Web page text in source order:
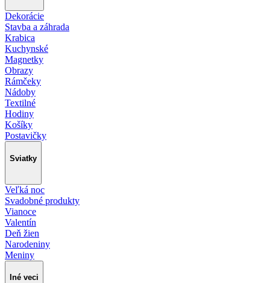
Dekorácie
Stavba a záhrada
Krabica
Kuchynské
Magnetky
Obrazy
Rámčeky
Nádoby
Textilné
Hodiny
Košíky
Postavičky
Sviatky
Veľká noc
Svadobné produkty
Vianoce
Valentín
Deň žien
Narodeniny
Meniny
Iné veci